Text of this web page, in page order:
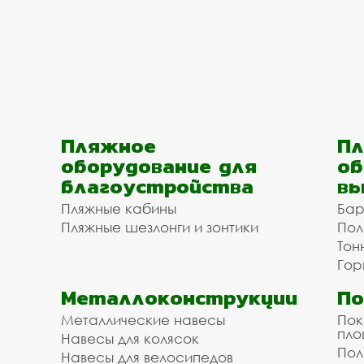
Пляжное
оборудование для
благоустройства
Пляжные кабины
Пляжные шезлонги и зонтики
Металлоконструкции
Металлические навесы
Навесы для колясок
Навесы для велосипедов